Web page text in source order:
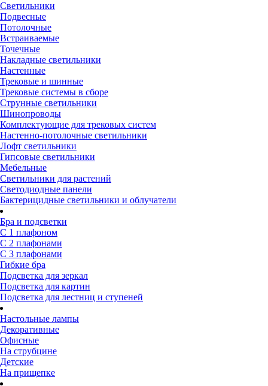
Светильники
Подвесные
Потолочные
Встраиваемые
Точечные
Накладные светильники
Настенные
Трековые и шинные
Трековые системы в сборе
Струнные светильники
Шинопроводы
Комплектующие для трековых систем
Настенно-потолочные светильники
Лофт светильники
Гипсовые светильники
Мебельные
Светильники для растений
Светодиодные панели
Бактерицидные светильники и облучатели
Бра и подсветки
С 1 плафоном
С 2 плафонами
С 3 плафонами
Гибкие бра
Подсветка для зеркал
Подсветка для картин
Подсветка для лестниц и ступеней
Настольные лампы
Декоративные
Офисные
На струбцине
Детские
На прищепке